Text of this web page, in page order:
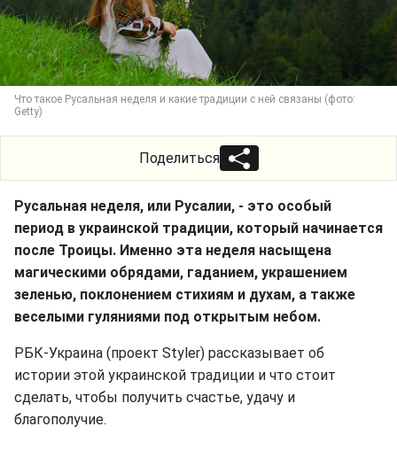
Что такое Русальная неделя и какие традиции с ней связаны (фото:
Getty)
Поделиться
Русальная неделя, или Русалии, - это особый
период в украинской традиции, который начинается
после Троицы. Именно эта неделя насыщена
магическими обрядами, гаданием, украшением
зеленью, поклонением стихиям и духам, а также
веселыми гуляниями под открытым небом.
РБК-Украина (проект Styler) рассказывает об
истории этой украинской традиции и что стоит
сделать, чтобы получить счастье, удачу и
благополучие.